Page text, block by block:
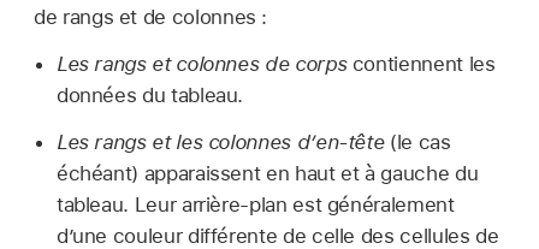
de rangs et de colonnes :
Les rangs et colonnes de corpscontiennent les
données du tableau.
Les rangs et les colonnes d’en-tête(le cas
échéant) apparaissent en haut et à gauche du
tableau. Leur arrière-plan est généralement
d’une couleur différente de celle des cellules de